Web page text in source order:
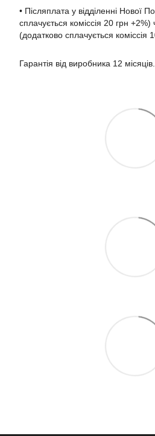
• Післяплата у відділенні Нової
сплачується коміссія 20 грн
(додатково сплачується коміссія
Гарантія від виробника 12 місяців.